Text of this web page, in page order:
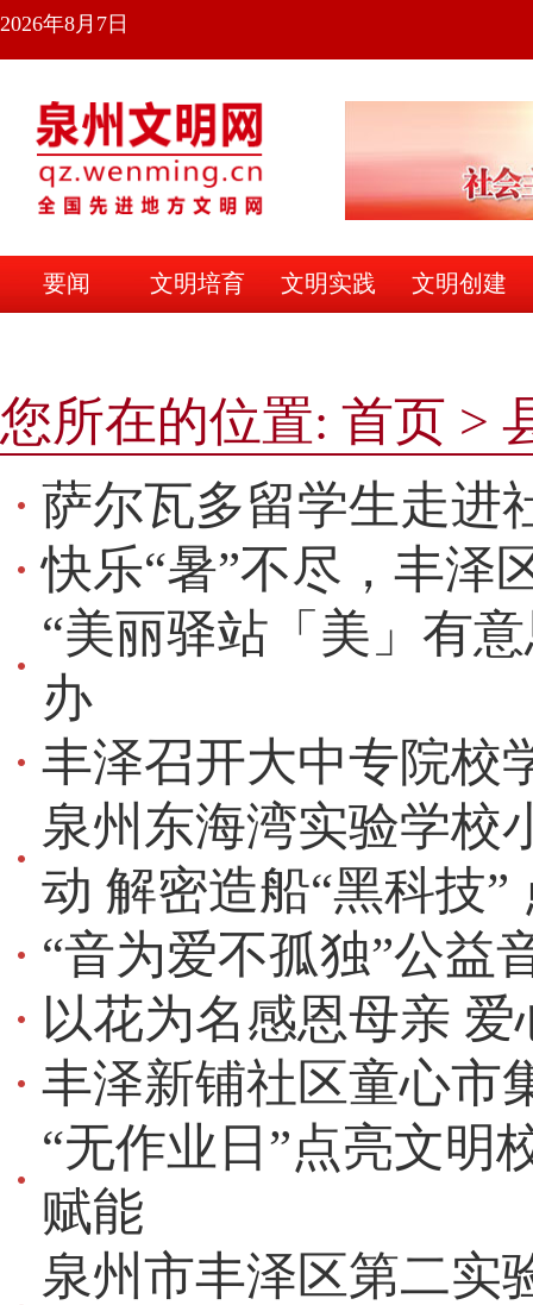
2026年8月7日
要闻 文明培育 文明实践 文明创建
您所在的位置: 首页 >
萨尔瓦多留学生走进
快乐“暑”不尽，丰泽
“美丽驿站「美」有
办
丰泽召开大中专院校
泉州东海湾实验学校
动 解密造船“黑科技”
“音为爱不孤独”公益
以花为名感恩母亲
丰泽新铺社区童心市
“无作业日”点亮文明
赋能
泉州市丰泽区第二实